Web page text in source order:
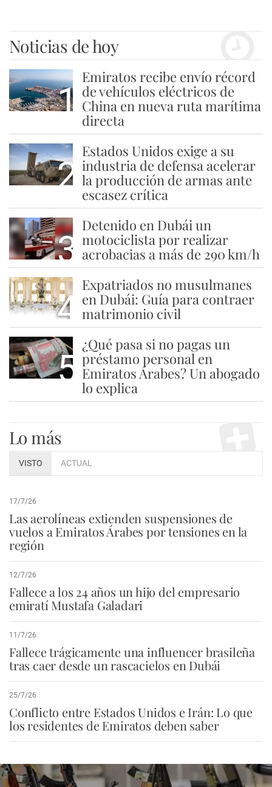
Noticias de hoy
1
Emiratos recibe envío récord
de vehículos eléctricos de
China en nueva ruta marítima
directa
2
Estados Unidos exige a su
industria de defensa acelerar
la producción de armas ante
escasez crítica
3
Detenido en Dubái un
motociclista por realizar
acrobacias a más de 290 km/h
4
Expatriados no musulmanes
en Dubái: Guía para contraer
matrimonio civil
5
¿Qué pasa si no pagas un
préstamo personal en
Emiratos Árabes? Un abogado
lo explica
Lo más
VISTO ACTUAL
17/7/26
Las aerolíneas extienden suspensiones de
vuelos a Emiratos Árabes por tensiones en la
región
12/7/26
Fallece a los 24 años un hijo del empresario
emiratí Mustafa Galadari
11/7/26
Fallece trágicamente una influencer brasileña
tras caer desde un rascacielos en Dubái
25/7/26
Conflicto entre Estados Unidos e Irán: Lo que
los residentes de Emiratos deben saber